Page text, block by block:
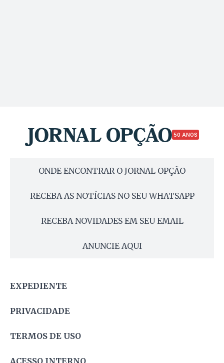
50 ANOS
ONDE ENCONTRAR O JORNAL OPÇÃO
RECEBA AS NOTÍCIAS NO SEU WHATSAPP
RECEBA NOVIDADES EM SEU EMAIL
ANUNCIE AQUI
EXPEDIENTE
PRIVACIDADE
TERMOS DE USO